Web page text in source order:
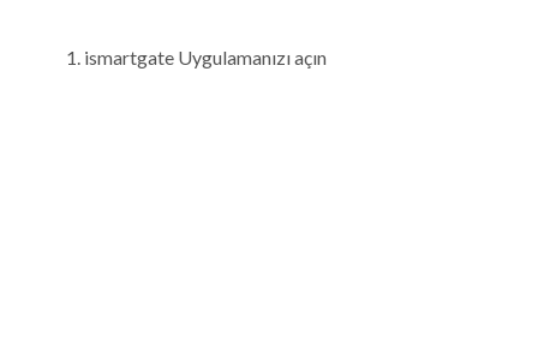
ismartgate Uygulamanızı açın